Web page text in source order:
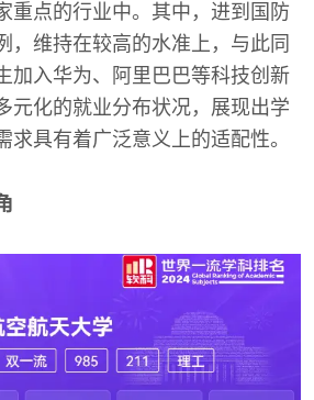
重点的行业中。其中，进到国防
，维持在较高的水准上，与此同
加入华为、阿里巴巴等科技创新
元化的就业分布状况，展现出学
求具有着广泛意义上的适配性。